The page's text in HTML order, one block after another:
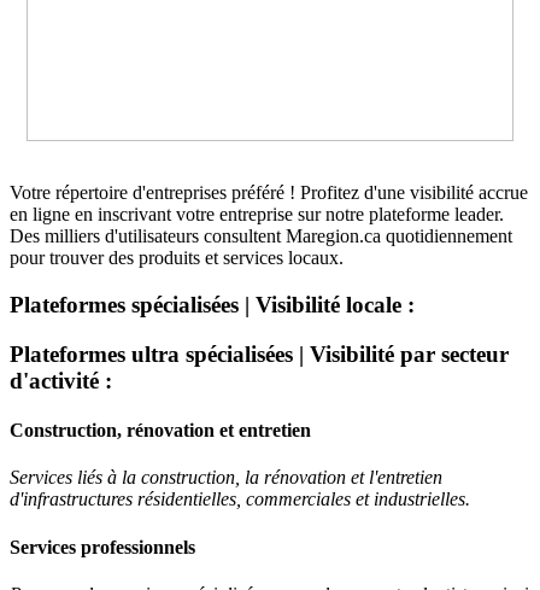
Votre répertoire d'entreprises préféré ! Profitez d'une visibilité accrue
en ligne en inscrivant votre entreprise sur notre plateforme leader.
Des milliers d'utilisateurs consultent Maregion.ca quotidiennement
pour trouver des produits et services locaux.
Plateformes spécialisées | Visibilité locale :
Plateformes ultra spécialisées | Visibilité par secteur
d'activité :
Construction, rénovation et entretien
Services liés à la construction, la rénovation et l'entretien
d'infrastructures résidentielles, commerciales et industrielles.
Services professionnels